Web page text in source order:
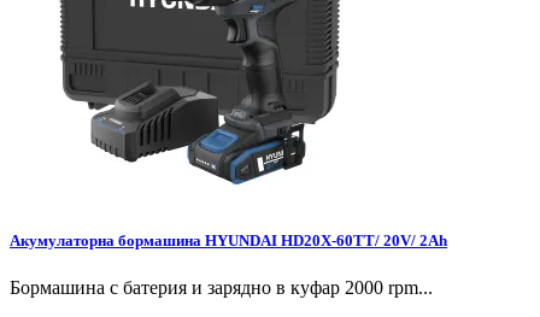
Акумулаторна бормашина HYUNDAI HD20X-60TT/ 20V/ 2Ah
Бормашина с батерия и зарядно в куфар 2000 rpm...